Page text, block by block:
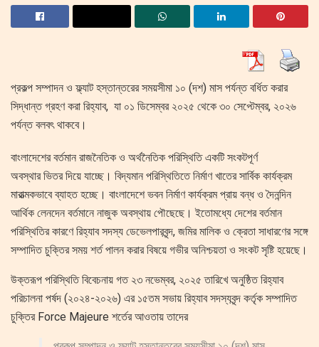
প্রকল্প সম্পাদন ও ফ্ল্যাট হস্তান্তরের সময়সীমা ১০ (দশ) মাস পর্যন্ত বর্ধিত করার
সিদ্ধান্ত গ্রহণ করা রিহ্যাব, যা ০১ ডিসেম্বর ২০২৫ থেকে ৩০ সেপ্টেম্বর, ২০২৬
পর্যন্ত বলবৎ থাকবে।
বাংলাদেশের বর্তমান রাজনৈতিক ও অর্থনৈতিক পরিস্থিতি একটি সংকটপূর্ণ
অবস্থার ভিতর দিয়ে যাচ্ছে। বিদ্যমান পরিস্থিতিতে নির্মাণ খাতের সার্বিক কার্যক্রম
মারাত্মকভাবে ব্যাহত হচ্ছে। বাংলাদেশে ভবন নির্মাণ কার্যক্রম প্রায় বন্ধ ও দৈনন্দিন
আর্থিক লেনদেন বর্তমানে নাজুক অবস্থায় পৌছেছে। ইতোমধ্যে দেশের বর্তমান
পরিস্থিতির কারণে রিহ্যাব সদস্য ডেভেলপারবৃন্দ, জমির মালিক ও ক্রেতা সাধারণের সঙ্গে
সম্পাদিত চুক্তির সময় শর্ত পালন করার বিষয়ে গভীর অনিশ্চয়তা ও সংকট সৃষ্টি হয়েছে।
উক্তরূপ পরিস্থিতি বিবেচনায় গত ২৩ নভেম্বর, ২০২৫ তারিখে অনুষ্ঠিত রিহ্যাব
পরিচালনা পর্ষদ (২০২৪-২০২৬) এর ১৫তম সভায় রিহ্যাব সদস্যবৃন্দ কর্তৃক সম্পাদিত
চুক্তির Force Majeure শর্তের আওতায় তাদের